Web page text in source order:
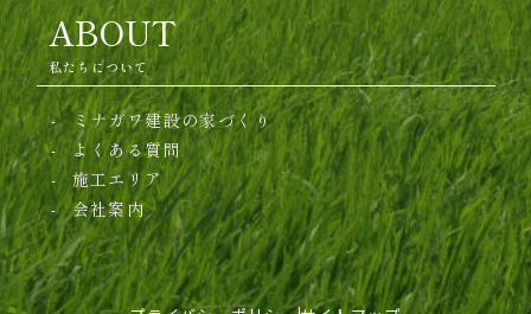
ABOUT
私たちについて
ミナガワ建設の家づくり
よくある質問
施工エリア
会社案内